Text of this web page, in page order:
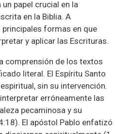
papel crucial en la
en la Biblia. A
formas en que
y aplicar las Escrituras.
comprensión de los textos
literal. El Espíritu Santo
sin su intervención.
erróneamente las
pecaminosa y su
El apóstol Pablo enfatizó